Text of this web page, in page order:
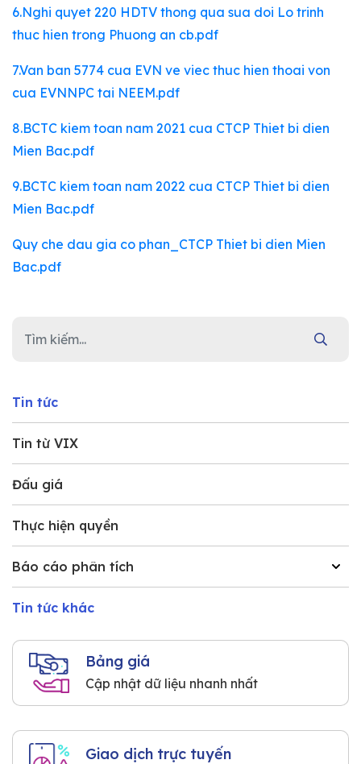
Tin tức
Tin từ VIX
Đấu giá
Thực hiện quyền
Báo cáo phân tích
Tin tức khác
Bảng giá
Cập nhật dữ liệu nhanh nhất
Giao dịch trực tuyến
6.Nghi quyet 220 HDTV thong qua sua doi Lo trinh
thuc hien trong Phuong an cb.pdf
7.Van ban 5774 cua EVN ve viec thuc hien thoai von
cua EVNNPC tai NEEM.pdf
8.BCTC kiem toan nam 2021 cua CTCP Thiet bi dien
Mien Bac.pdf
9.BCTC kiem toan nam 2022 cua CTCP Thiet bi dien
Mien Bac.pdf
Quy che dau gia co phan_CTCP Thiet bi dien Mien
Bac.pdf